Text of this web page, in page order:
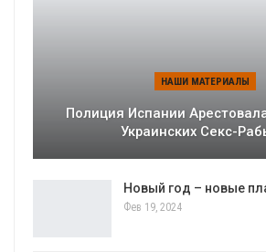
НАШИ МАТЕРИАЛЫ
Полиция Испании
Украинских Секс-
Новый год – новые
Фев 19, 2024